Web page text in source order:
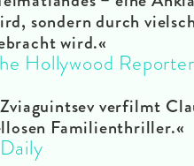
sondern durch
wird.«
Hollywood Reporter
verfilmt
Familienthriller.«